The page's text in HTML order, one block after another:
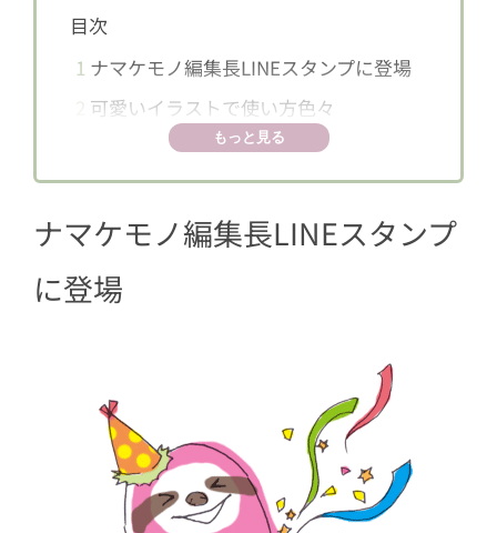
目次
1 ナマケモノ編集長LINEスタンプに登場
2 可愛いイラストで使い方色々
もっと見る
ナマケモノ編集長LINEスタンプ
に登場